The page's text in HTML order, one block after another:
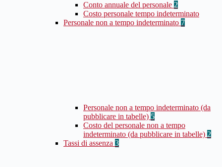
Conto annuale del personale 2
Costo personale tempo indeterminato
Personale non a tempo indeterminato 7
Personale non a tempo indeterminato (da
pubblicare in tabelle) 5
Costo del personale non a tempo
indeterminato (da pubblicare in tabelle) 2
Tassi di assenza 3